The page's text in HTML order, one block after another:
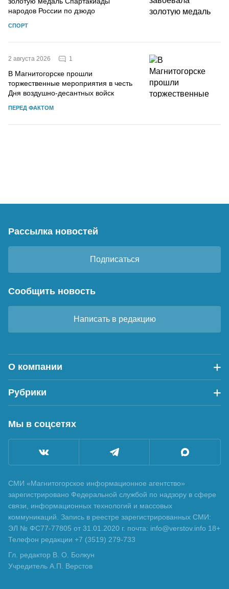
народов России по дзюдо
СПОРТ
2 августа 2026 1
В Магнитогорске прошли
торжественные мероприятия в честь
Дня воздушно-десантных войск
ПЕРЕД ФАКТОМ
Рассылка новостей
Подписаться
Сообщить новость
Написать в редакцию
О компании
Рубрики
Мы в соцсетях
СМИ «Магнитогорское информационное агентство»
зарегистрировано Федеральной службой по надзору в сфере
связи, информационных технологий и массовых
коммуникаций. Запись в реестре зарегистрированных СМИ:
ЭЛ № ФС77-77805 от 31.01.2020 г. почта: info@verstov.info 18+
Телефон редакции +7 (3519) 279-733
Гл. редактор В. О. Болкун
Учредитель А.П. Верстов